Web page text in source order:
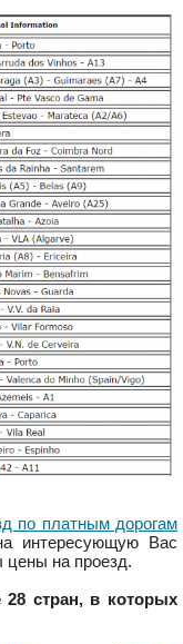
по платным дорогам
интересующую Вас
цены на проезд.
стран, в которых